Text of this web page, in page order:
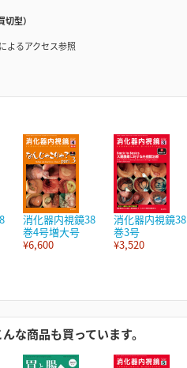
型）
よるアクセス参照
消化器内視鏡38
巻4号増大号
¥6,600
消化器内視鏡38
巻3号
¥3,520
な商品も買っています。